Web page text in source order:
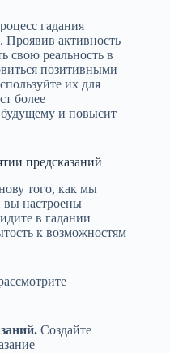
гадания
Проявив активность
свою реальность в
позитивными
их для
более
и повысит
предсказаний
того, как мы
вы настроены
в гадании
к возможностям
Создайте